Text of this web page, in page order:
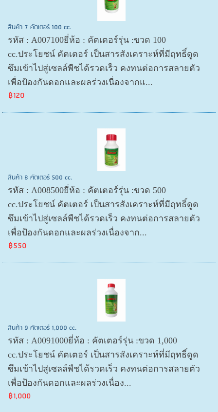
สินค้า 7 คัตเตอร์ 100 cc.
รหัส : A007100ยี่ห้อ : คัตเตอร์รุ่น :ขวด 100
cc.ประโยชน์ คัตเตอร์ เป็นสารสังเคราะห์ที่มีฤทธิ์ดูด
ซึมเข้าไปสู่เซลล์พืชได้รวดเร็ว คงทนต่อการสลายตัว
เพื่อป้องกันดอกและผลร่วงเนื่องจากแ...
฿120
สินค้า 8 คัตเตอร์ 500 cc.
รหัส : A008500ยี่ห้อ : คัตเตอร์รุ่น :ขวด 500
cc.ประโยชน์ คัตเตอร์ เป็นสารสังเคราะห์ที่มีฤทธิ์ดูด
ซึมเข้าไปสู่เซลล์พืชได้รวดเร็ว คงทนต่อการสลายตัว
เพื่อป้องกันดอกและผลร่วงเนื่องจาก...
฿550
สินค้า 9 คัตเตอร์ 1,000 cc.
รหัส : A0091000ยี่ห้อ : คัตเตอร์รุ่น :ขวด 1,000
cc.ประโยชน์ คัตเตอร์ เป็นสารสังเคราะห์ที่มีฤทธิ์ดูด
ซึมเข้าไปสู่เซลล์พืชได้รวดเร็ว คงทนต่อการสลายตัว
เพื่อป้องกันดอกและผลร่วงเนื่อง...
฿1,000